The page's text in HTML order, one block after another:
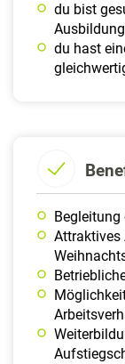
du bist
Ausbildung
du hast
Attraktives